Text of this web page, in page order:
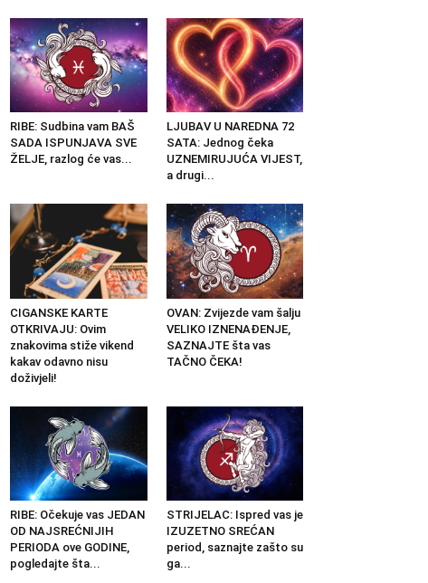
RIBE: Sudbina vam BAŠ
SADA ISPUNJAVA SVE
ŽELJE, razlog će vas...
LJUBAV U NAREDNA 72
SATA: Jednog čeka
UZNEMIRUJUĆA VIJEST,
a drugi...
CIGANSKE KARTE
OTKRIVAJU: Ovim
znakovima stiže vikend
kakav odavno nisu
doživjeli!
OVAN: Zvijezde vam šalju
VELIKO IZNENAĐENJE,
SAZNAJTE šta vas
TAČNO ČEKA!
RIBE: Očekuje vas JEDAN
OD NAJSREĆNIJIH
PERIODA ove GODINE,
pogledajte šta...
STRIJELAC: Ispred vas je
IZUZETNO SREĆAN
period, saznajte zašto su
ga...